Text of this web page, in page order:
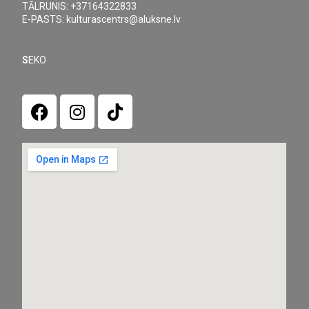
TĀLRUNIS: +37164322833
E-PASTS: kulturascentrs@aluksne.lv
SEKO